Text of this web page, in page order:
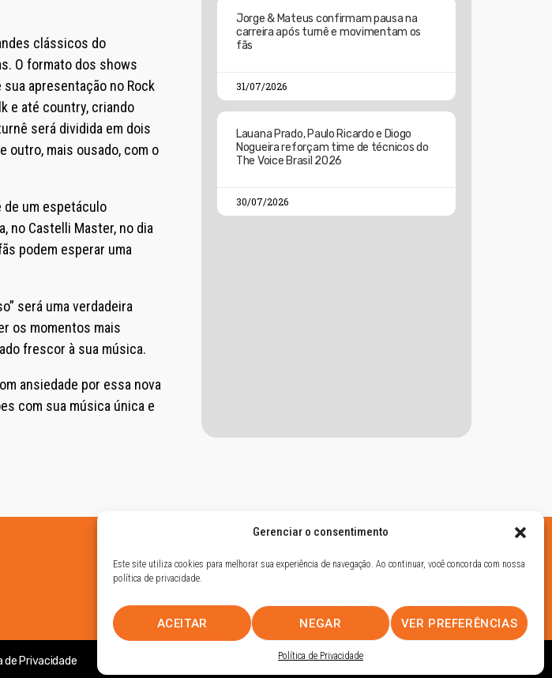
Gerenciar o consentimento
Este site utiliza cookies para melhorar sua experiência de navegação. Ao continuar, você concorda com nossa
política de privacidade.
ACEITAR NEGAR VER PREFERÊNCIAS
Política de Privacidade
clássicos do
O formato dos shows
apresentação no Rock
e até country, criando
será dividida em dois
outro, mais ousado, com o
de um espetáculo
no Castelli Master, no dia
podem esperar uma
será uma verdadeira
os momentos mais
frescor à sua música.
ansiedade por essa nova
com sua música única e
Jorge & Mateus confirmam pausa na
carreira após turnê e movimentam os
fãs
31/07/2026
Lauana Prado, Paulo Ricardo e Diogo
Nogueira reforçam time de técnicos do
The Voice Brasil 2026
30/07/2026
de Privacidade